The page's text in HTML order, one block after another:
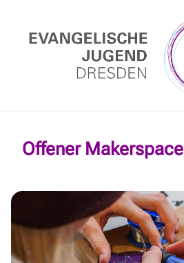
Offener Makerspace